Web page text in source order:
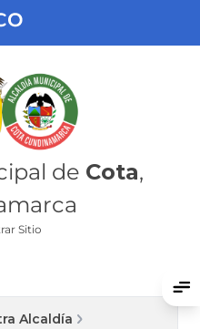
de Cota,
Sitio
Alcaldía